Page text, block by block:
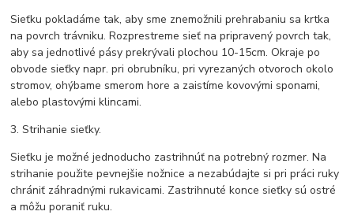
Sieťku pokladáme tak, aby sme znemožnili prehrabaniu sa krtka
na povrch trávniku. Rozprestreme sieť na pripravený povrch tak,
aby sa jednotlivé pásy prekrývali plochou 10-15cm. Okraje po
obvode sieťky napr. pri obrubníku, pri vyrezaných otvoroch okolo
stromov, ohýbame smerom hore a zaistíme kovovými sponami,
alebo plastovými klincami.
3. Strihanie sieťky.
Sieťku je možné jednoducho zastrihnúť na potrebný rozmer. Na
strihanie použite pevnejšie nožnice a nezabúdajte si pri práci ruky
chrániť záhradnými rukavicami. Zastrihnuté konce sieťky sú ostré
a môžu poraniť ruku.